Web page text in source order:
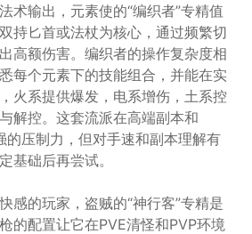
术输出，元素使的“编织者”专精值
持匕首或法杖为核心，通过频繁切
高额伤害。编织者的操作复杂度相
每个元素下的技能组合，并能在实
火系提供爆发，电系增伤，土系控
解控。这套流派在高端副本和
的压制力，但对手速和副本理解有
基础后再尝试。
感的玩家，盗贼的“神行客”专精是
的配置让它在PVE清怪和PVP环境